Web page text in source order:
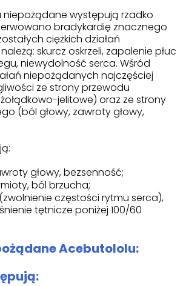
niepożądane występują rzadko
bradykardię znacznego
ciężkich działań
skurcz oskrzeli, zapalenie płuc
niewydolność serca. Wśród
niepożądanych najczęściej
ze strony przewodu
jelitowe) oraz ze strony
(ból głowy, zawroty głowy,
głowy, bezsenność;
ból brzucha;
częstości rytmu serca),
tętnicze poniżej 100/60
Acebutololu: